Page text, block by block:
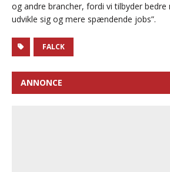
og andre brancher, fordi vi tilbyder
udvikle sig og mere spændende jobs”.
FALCK
ANNONCE